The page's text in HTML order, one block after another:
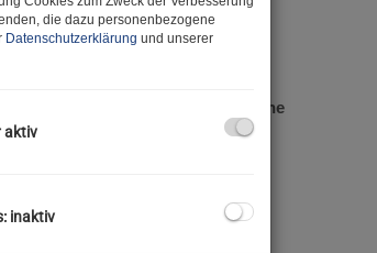
Fläche
Wohnfläche
Garagenfläche
Gärten
die dazu personenbezogene
Datenschutzerklärung und unserer
aktiv
inaktiv